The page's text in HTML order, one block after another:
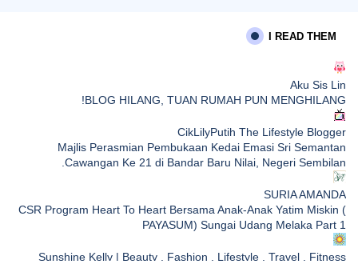
I READ THEM
Aku Sis Lin
BLOG HILANG, TUAN RUMAH PUN MENGHILANG!
CikLilyPutih The Lifestyle Blogger
Majlis Perasmian Pembukaan Kedai Emasi Sri Semantan
Cawangan Ke 21 di Bandar Baru Nilai, Negeri Sembilan.
SURIA AMANDA
CSR Program Heart To Heart Bersama Anak-Anak Yatim Miskin (
PAYASUM) Sungai Udang Melaka Part 1
Sunshine Kelly | Beauty . Fashion . Lifestyle . Travel . Fitness